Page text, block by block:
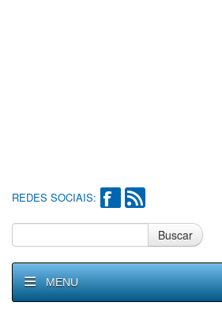
REDES SOCIAIS:
Buscar
MENU